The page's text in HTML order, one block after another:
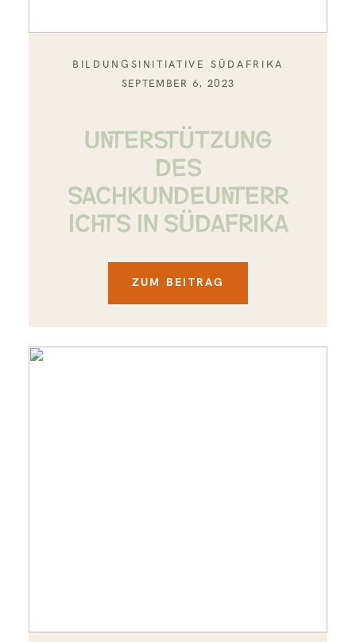
BILDUNGSINITIATIVE SÜDAFRIKA
SEPTEMBER 6, 2023
UNTERSTÜTZUNG
DES
SACHKUNDEUNTERR
ICHTS IN SÜDAFRIKA
ZUM BEITRAG